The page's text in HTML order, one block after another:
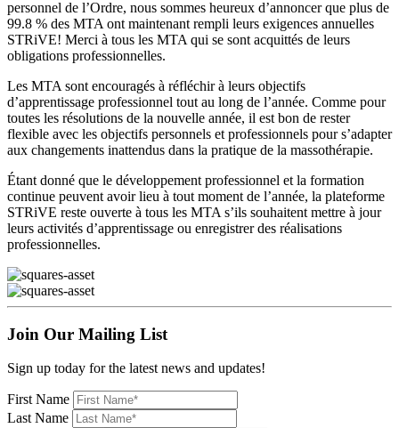
personnel de l’Ordre, nous sommes heureux d’annoncer que plus de
99.8 % des MTA ont maintenant rempli leurs exigences annuelles
STRiVE! Merci à tous les MTA qui se sont acquittés de leurs
obligations professionnelles.
Les MTA sont encouragés à réfléchir à leurs objectifs
d’apprentissage professionnel tout au long de l’année. Comme pour
toutes les résolutions de la nouvelle année, il est bon de rester
flexible avec les objectifs personnels et professionnels pour s’adapter
aux changements inattendus dans la pratique de la massothérapie.
Étant donné que le développement professionnel et la formation
continue peuvent avoir lieu à tout moment de l’année, la plateforme
STRiVE reste ouverte à tous les MTA s’ils souhaitent mettre à jour
leurs activités d’apprentissage ou enregistrer des réalisations
professionnelles.
Join Our Mailing List
Sign up today for the latest news and updates!
First Name
Last Name